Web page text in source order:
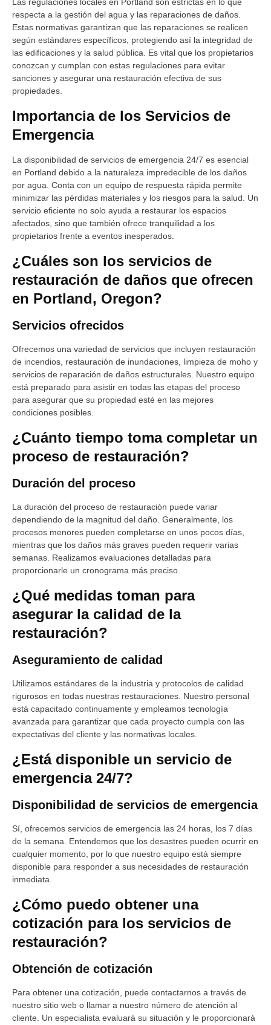
respecta a la gestión del agua y las reparaciones de daños.
Estas normativas garantizan que las reparaciones se realicen
según estándares específicos, protegiendo así la integridad de
las edificaciones y la salud pública. Es vital que los propietarios
conozcan y cumplan con estas regulaciones para evitar
sanciones y asegurar una restauración efectiva de sus
propiedades.
Importancia de los Servicios de
Emergencia
La disponibilidad de servicios de emergencia 24/7 es esencial
en Portland debido a la naturaleza impredecible de los daños
por agua. Conta con un equipo de respuesta rápida permite
minimizar las pérdidas materiales y los riesgos para la salud. Un
servicio eficiente no solo ayuda a restaurar los espacios
afectados, sino que también ofrece tranquilidad a los
propietarios frente a eventos inesperados.
¿Cuáles son los servicios de
restauración de daños que ofrecen
en Portland, Oregon?
Servicios ofrecidos
Ofrecemos una variedad de servicios que incluyen restauración
de incendios, restauración de inundaciones, limpieza de moho y
servicios de reparación de daños estructurales. Nuestro equipo
está preparado para asistir en todas las etapas del proceso
para asegurar que su propiedad esté en las mejores
condiciones posibles.
¿Cuánto tiempo toma completar un
proceso de restauración?
Duración del proceso
La duración del proceso de restauración puede variar
dependiendo de la magnitud del daño. Generalmente, los
procesos menores pueden completarse en unos pocos días,
mientras que los daños más graves pueden requerir varias
semanas. Realizamos evaluaciones detalladas para
proporcionarle un cronograma más preciso.
¿Qué medidas toman para
asegurar la calidad de la
restauración?
Aseguramiento de calidad
Utilizamos estándares de la industria y protocolos de calidad
rigurosos en todas nuestras restauraciones. Nuestro personal
está capacitado continuamente y empleamos tecnología
avanzada para garantizar que cada proyecto cumpla con las
expectativas del cliente y las normativas locales.
¿Está disponible un servicio de
emergencia 24/7?
Disponibilidad de servicios de emergencia
Sí, ofrecemos servicios de emergencia las 24 horas, los 7 días
de la semana. Entendemos que los desastres pueden ocurrir en
cualquier momento, por lo que nuestro equipo está siempre
disponible para responder a sus necesidades de restauración
inmediata.
¿Cómo puedo obtener una
cotización para los servicios de
restauración?
Obtención de cotización
Para obtener una cotización, puede contactarnos a través de
nuestro sitio web o llamar a nuestro número de atención al
cliente. Un especialista evaluará su situación y le proporcionará